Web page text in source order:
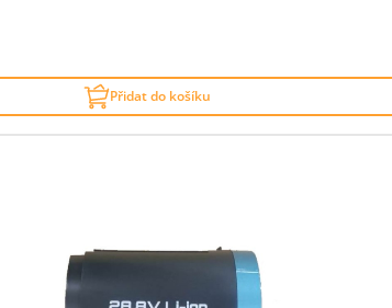
Přidat do košíku